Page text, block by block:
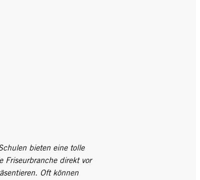
bieten eine tolle
Friseurbranche direkt vor
Oft können